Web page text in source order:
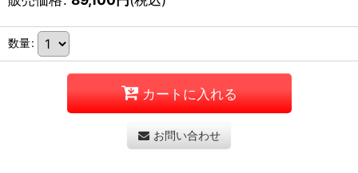
数量:
カートに入れる
お問い合わせ